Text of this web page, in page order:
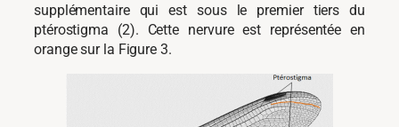
supplémentaire qui est sous le premier tiers du
ptérostigma (2). Cette nervure est représentée en
orange sur la Figure 3.